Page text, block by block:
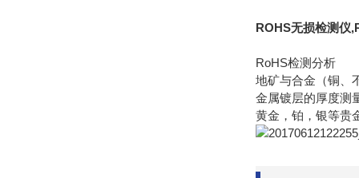
ROHS无损检测仪
RoHS检测分析
地矿与合金（铜、
金属镀层的厚度测
黄金，铂，银等贵